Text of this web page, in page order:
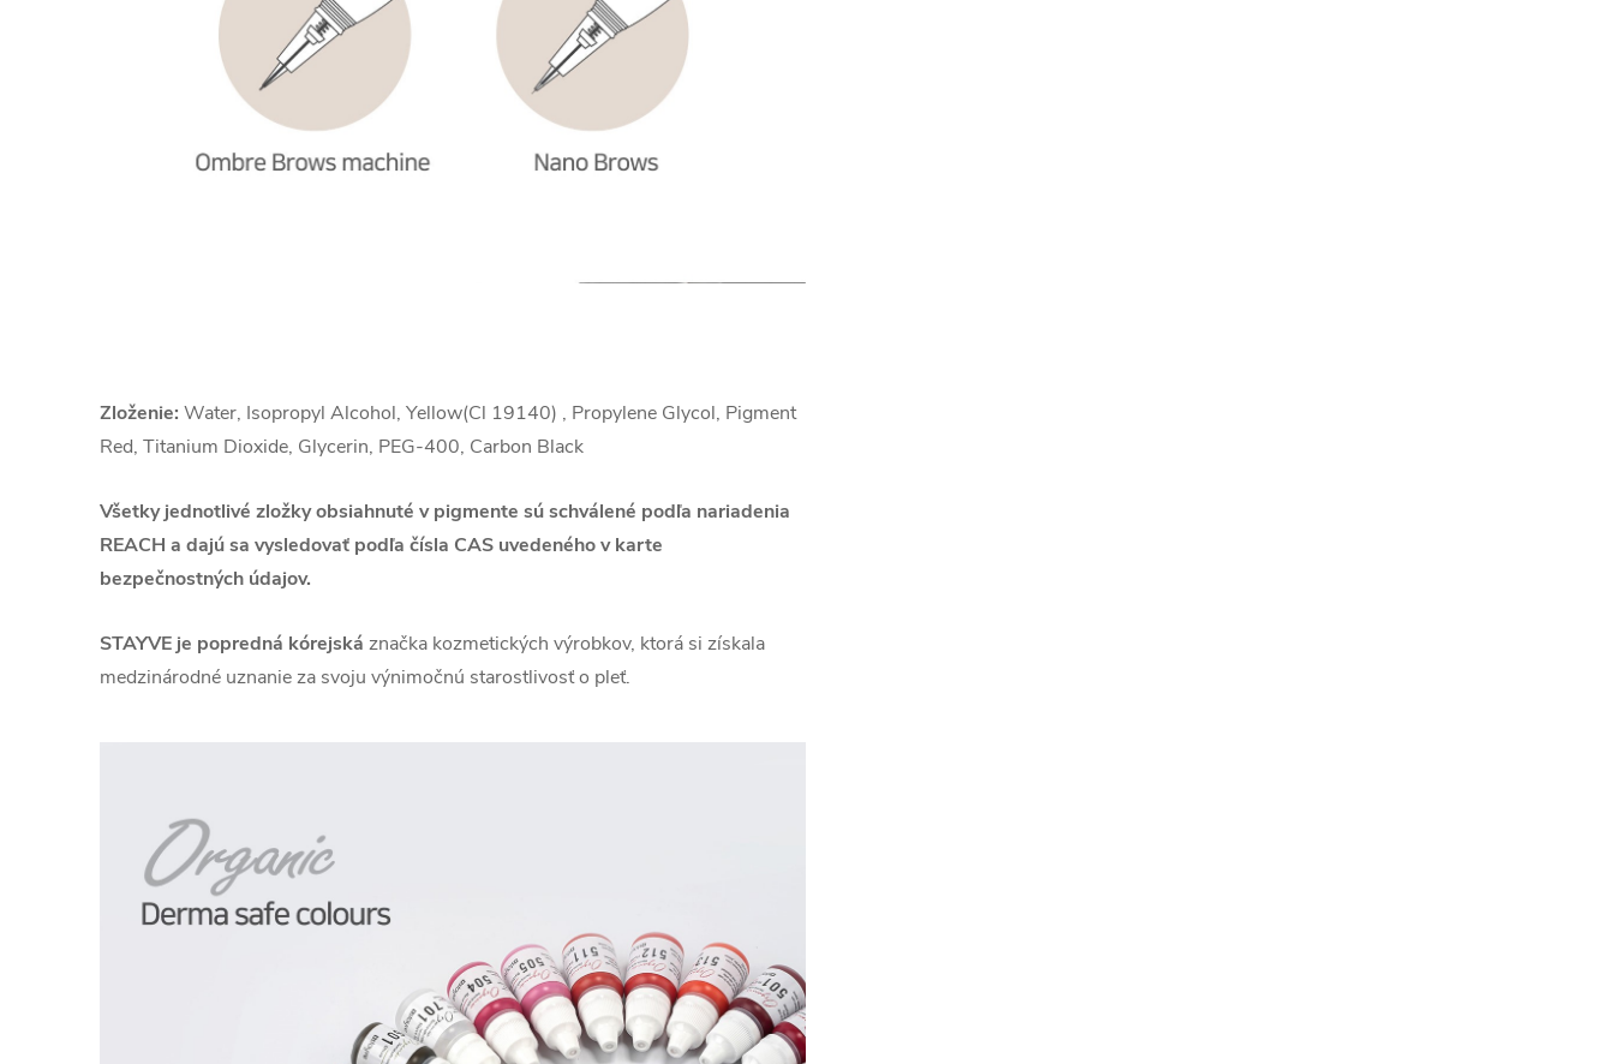
Zloženie: Water, Isopropyl Alcohol, Yellow(Cl 19140) , Propylene Glycol, Pigment
Red, Titanium Dioxide, Glycerin, PEG-400, Carbon Black
Všetky jednotlivé zložky obsiahnuté v pigmente sú schválené podľa nariadenia
REACH a dajú sa vysledovať podľa čísla CAS uvedeného v karte
bezpečnostných údajov.
STAYVE je popredná kórejská značka kozmetických výrobkov, ktorá si získala
medzinárodné uznanie za svoju výnimočnú starostlivosť o pleť.